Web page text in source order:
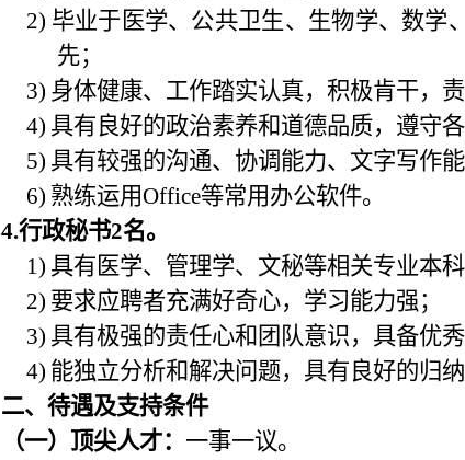
2) 毕业于医学、公共卫生、生物学、数学
先；
3) 身体健康、工作踏实认真，积极肯干，
4) 具有良好的政治素养和道德品质，遵守各
5) 具有较强的沟通、协调能力、文字写作能
6) 熟练运用Office等常用办公软件。
4.行政秘书2名。
1) 具有医学、管理学、文秘等相关专业本
2) 要求应聘者充满好奇心，学习能力强；
3) 具有极强的责任心和团队意识，具备优
4) 能独立分析和解决问题，具有良好的归
二、待遇及支持条件
（一）顶尖人才： 一事一议。